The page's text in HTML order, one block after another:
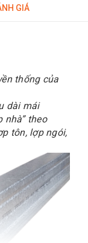
GIÁ
thống của
dài mái
nhà” theo
tôn, lợp ngói,